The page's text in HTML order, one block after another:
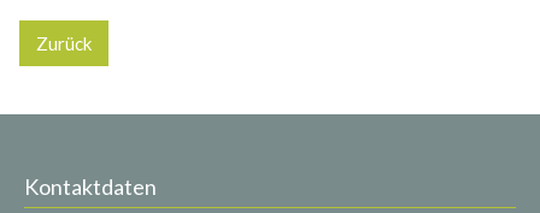
Zurück
Kontaktdaten